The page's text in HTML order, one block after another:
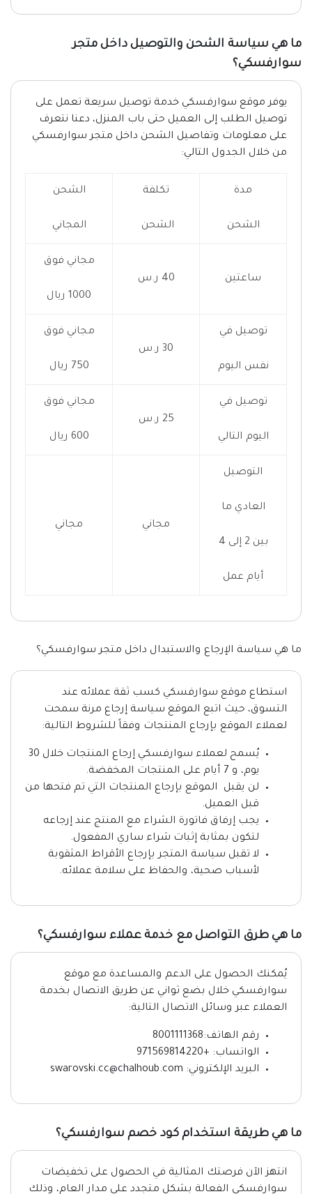
ما هي سياسة الشحن والتوصيل داخل متجر
سوارفسكي؟
يوفر موقع سوارفسكي خدمة توصيل سريعة تعمل على
توصيل الطلب إلى العميل حتى باب المنزل، دعنا نتعرف
على معلومات وتفاصيل الشحن داخل متجر سوارفسكي
من خلال الجدول التالي:
مدة
الشحن
تكلفة
الشحن
الشحن
المجاني
ساعتين 40 ر.س
مجاني فوق
1000 ريال
توصيل في
نفس اليوم
30 ر.س
مجاني فوق
750 ريال
توصيل في
اليوم التالي
25 ر.س
مجاني فوق
600 ريال
التوصيل
العادي ما
بين 2 إلى 4
أيام عمل
مجاني مجاني
ما هي سياسة الإرجاع والاستبدال داخل متجر سوارفسكي؟
استطاع موقع سوارفسكي كسب ثقة عملائه عند
التسوق، حيث اتبع الموقع سياسة إرجاع مرنة سمحت
لعملاء الموقع بإرجاع المنتجات وفقاً للشروط التالية:
يُسمح لعملاء سوارفسكي إرجاع المنتجات خلال 30
يوم، و 7 أيام على المنتجات المخفضة.
لن يقبل الموقع بإرجاع المنتجات التي تم فتحها من
قبل العميل.
يجب إرفاق فاتورة الشراء مع المنتج عند إرجاعه
لتكون بمثابة إثبات شراء ساري المفعول.
لا تقبل سياسة المتجر بإرجاع الأقراط المثقوبة
لأسباب صحية، والحفاظ على سلامة عملائه.
ما هي طرق التواصل مع خدمة عملاء سوارفسكي؟
يُمكنك الحصول على الدعم والمساعدة مع موقع
سوارفسكي خلال بضع ثواني عن طريق الاتصال بخدمة
العملاء عبر وسائل الاتصال التالية:
رقم الهاتف:8001111368
الواتساب: +971569814220
البريد الإلكتروني: swarovski.cc@chalhoub.com
ما هي طريقة استخدام كود خصم سوارفسكي؟
انتهز الآن فرصتك المثالية في الحصول على تخفيضات
سوارفسكي الفعالة بشكل متجدد على مدار العام، وذلك